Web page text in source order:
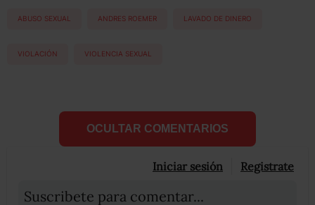
ABUSO SEXUAL ANDRES ROEMER LAVADO DE DINERO
VIOLACIÓN VIOLENCIA SEXUAL
OCULTAR COMENTARIOS
Iniciar sesión Registrate
Suscribete para comentar...